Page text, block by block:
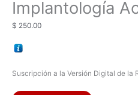
Implantología
$ 250.00
Suscripción a la Versión Digital de la